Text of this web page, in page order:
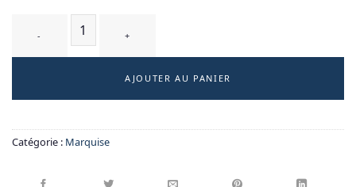
AJOUTER AU PANIER
Catégorie : Marquise